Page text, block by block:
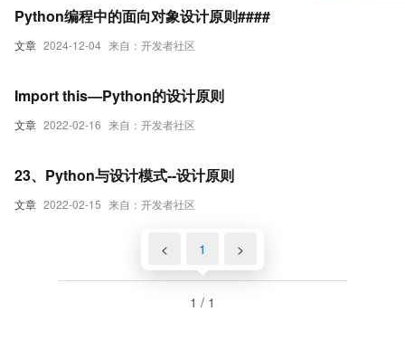
文章 2024-12-04 来自：开发者社区
Python编程中的面向对象设计原则####
文章 2022-02-16 来自：开发者社区
Import this—Python的设计原则
文章 2022-02-15 来自：开发者社区
23、Python与设计模式--设计原则
< 1 >
1 / 1